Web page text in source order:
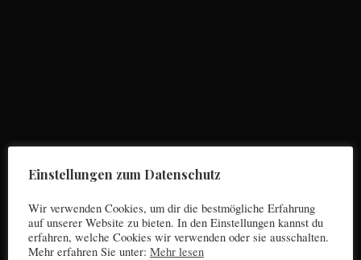
c
f
o
r
Einstellungen zum Datenschutz
Wir verwenden Cookies, um dir die bestmögliche Erfahrung
auf unserer Website zu bieten. In den Einstellungen kannst du
erfahren, welche Cookies wir verwenden oder sie ausschalten.
Mehr erfahren Sie unter: Mehr lesen